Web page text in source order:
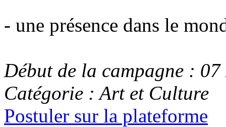
- une présence dans le
Début de la campagne :
Catégorie : Art et Culture
Postuler sur la plateforme